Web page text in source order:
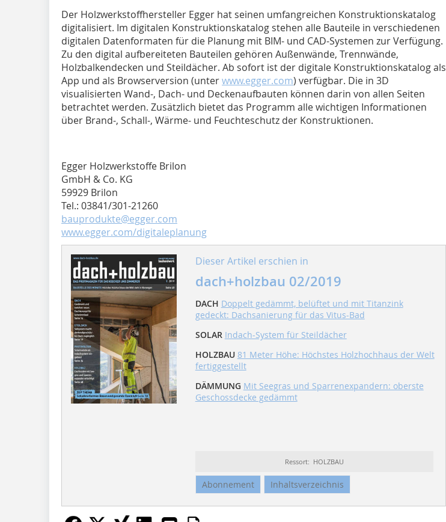
Der Holzwerkstoffhersteller Egger hat seinen umfangreichen Konstruktionskatalog
digitalisiert. Im digitalen Konstruktionskatalog stehen alle Bauteile in verschiedenen
digitalen Datenformaten für die Planung mit BIM- und CAD-Systemen zur Verfügung.
Zu den digital aufbereiteten Bauteilen gehören Außenwände, Trennwände,
Holzbalkendecken und Steildächer. Ab sofort ist der digitale Konstruktionskatalog als
App und als Browserversion (unterwww.egger.com) verfügbar. Die in 3D
visualisierten Wand-, Dach- und Deckenaufbauten können darin von allen Seiten
betrachtet werden. Zusätzlich bietet das Programm alle wichtigen Informationen
über Brand-, Schall-, Wärme- und Feuchteschutz der Konstruktionen.
Egger Holzwerkstoffe Brilon
GmbH & Co. KG
59929 Brilon
Tel.: 03841/301-21260
bauprodukte@egger.com
www.egger.com/digitaleplanung
Dieser Artikel erschien in
dach+holzbau 02/2019
DACH Doppelt gedämmt, belüftet und mit Titanzink
gedeckt: Dachsanierung für das Vitus-Bad
SOLAR Indach-System für Steildächer
HOLZBAU 81 Meter Höhe: Höchstes Holzhochhaus der Welt
fertiggestellt
DÄMMUNG Mit Seegras und Sparrenexpandern: oberste
Geschossdecke gedämmt
Ressort: HOLZBAU
Abonnement Inhaltsverzeichnis